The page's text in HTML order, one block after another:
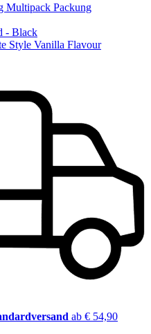
Multipack Packung
- Black
Style Vanilla Flavour
ab € 54,90